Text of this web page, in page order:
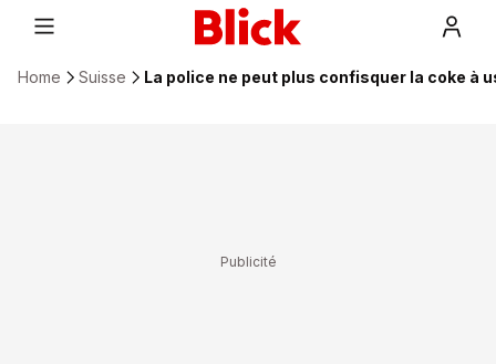
Home Suisse La police ne peut plus confisquer la coke à